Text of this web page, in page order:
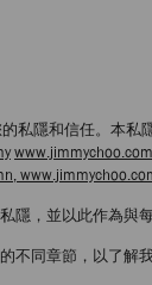
的私隱和信任。本
隱，並以此作為與
不同章節，以了解